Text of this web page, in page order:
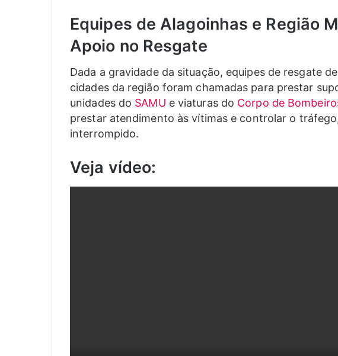
Equipes de Alagoinhas e Região
Apoio no Resgate
Dada a gravidade da situação, equipes de resgate
cidades da região foram chamadas para prestar
unidades do SAMU e viaturas do Corpo de
prestar atendimento às vítimas e controlar o
interrompido.
Veja vídeo: